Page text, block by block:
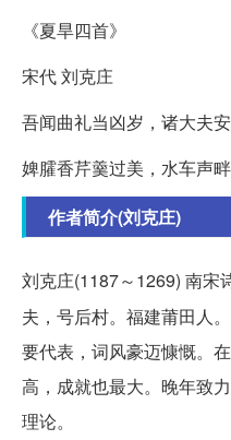
《夏旱四首》
宋代 刘克庄
吾闻曲礼当凶岁，诸大夫安
婢臛香芹羹过美，水车声畔
作者简介(刘克庄)
刘克庄(1187～1269) 南宋
夫，号后村。福建莆田人
要代表，词风豪迈慷慨。
高，成就也最大。晚年致
理论。